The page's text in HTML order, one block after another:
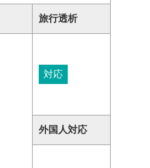
旅行透析
対応
外国人対応